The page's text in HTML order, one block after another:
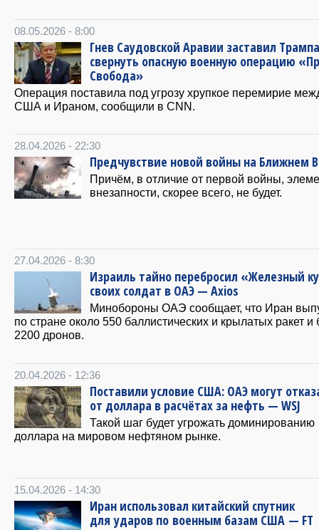
08.05.2026 - 8:00
Гнев Саудовской Аравии заставил Трампа
свернуть опасную военную операцию
Свобода»
Операция поставила под угрозу хрупкое перемирие
США и Ираном, сообщили в CNN.
28.04.2026 - 22:30
Предчувствие новой войны на Ближнем
Причём, в отличие от первой войны,
внезапности, скорее всего, не будет.
27.04.2026 - 8:30
Израиль тайно перебросил «Железный
своих солдат в ОАЭ — Axios
Минобороны ОАЭ сообщает, что Иран
по стране около 550 баллистических и крылатых ракет и
2200 дронов.
20.04.2026 - 12:36
Поставили условие США: ОАЭ могут
от доллара в расчётах за нефть — WSJ
Такой шаг будет угрожать доминированию
доллара на мировом нефтяном рынке.
15.04.2026 - 14:30
Иран использовал китайский спутник
для ударов по военным базам США — FT